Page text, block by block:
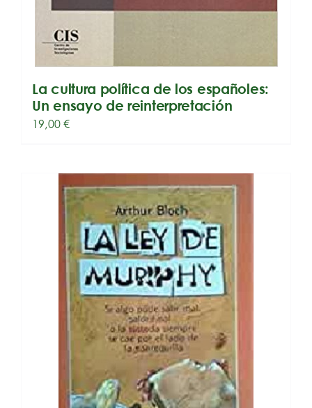
La cultura política de los españoles:
Un ensayo de reinterpretación
19,00€